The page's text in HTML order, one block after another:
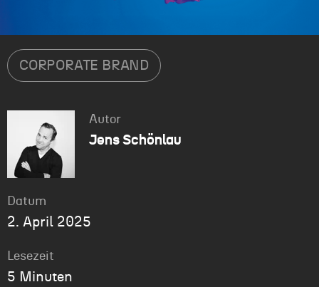
CORPORATE BRAND
Autor
Jens Schönlau
Datum
2. April 2025
Lesezeit
5 Minuten